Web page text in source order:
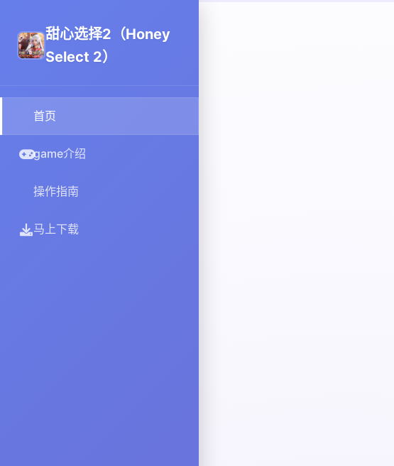
甜心选择2（Honey
Select 2）
首页
game介绍
操作指南
马上下载